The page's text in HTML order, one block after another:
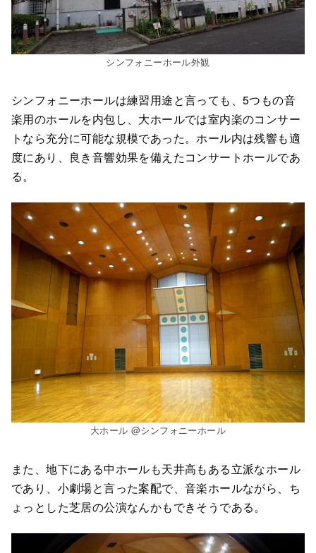
シンフォニーホール外観
シンフォニーホールは練習用途と言っても、5つもの音
楽用のホールを内包し、大ホールでは室内楽のコンサー
トなら充分に可能な規模であった。ホール内は残響も適
度にあり、良き音響効果を備えたコンサートホールであ
る。
大ホール @シンフォニーホール
また、地下にある中ホールも天井高もある立派なホール
であり、小劇場と言った案配で、音楽ホールながら、ち
ょっとした芝居の公演なんかもできそうである。